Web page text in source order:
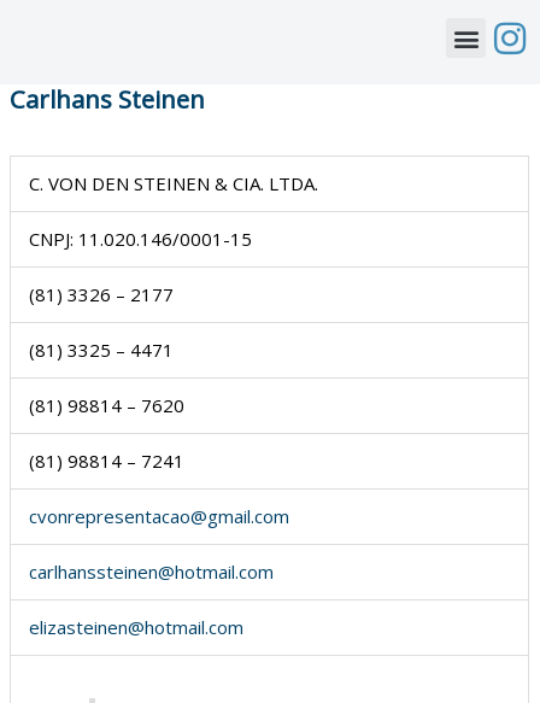
conteúdo
Carlhans Steinen
C. VON DEN STEINEN & CIA. LTDA.
CNPJ: 11.020.146/0001-15
(81) 3326 – 2177
(81) 3325 – 4471
(81) 98814 – 7620
(81) 98814 – 7241
cvonrepresentacao@gmail.com
carlhanssteinen@hotmail.com
elizasteinen@hotmail.com